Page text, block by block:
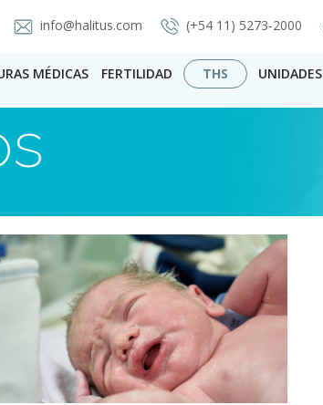
info@halitus.com (+54 11) 5273-2000
MÉDICAS FERTILIDAD THS UNIDADES